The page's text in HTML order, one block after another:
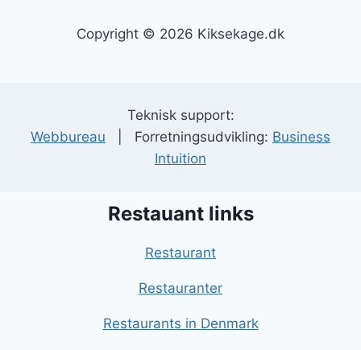
Copyright © 2026 Kiksekage.dk
Teknisk support:
Webbureau | Forretningsudvikling: Business
Intuition
Restauant links
Restaurant
Restauranter
Restaurants in Denmark